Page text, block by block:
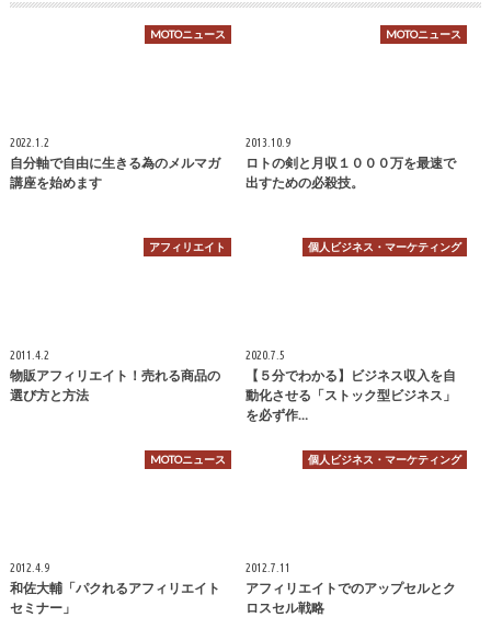
MOTOニュース
2022.1.2
自分軸で自由に生きる為のメルマガ
講座を始めます
MOTOニュース
2013.10.9
ロトの剣と月収１０００万を最速で
出すための必殺技。
アフィリエイト
2011.4.2
物販アフィリエイト！売れる商品の
選び方と方法
個人ビジネス・マーケティング
2020.7.5
【５分でわかる】ビジネス収入を自
動化させる「ストック型ビジネス」
を必ず作…
MOTOニュース
2012.4.9
和佐大輔「パクれるアフィリエイト
セミナー」
個人ビジネス・マーケティング
2012.7.11
アフィリエイトでのアップセルとク
ロスセル戦略